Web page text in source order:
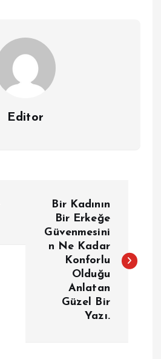
Editor
Bir Kadının
Bir Erkeğe
Güvenmesini
n Ne Kadar
Konforlu
Olduğu
Anlatan
Güzel Bir
Yazı.